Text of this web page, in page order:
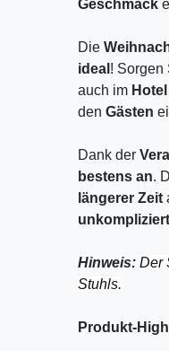
Geschmack
Die
ideal ! Sorgen
auch im Hotel
den Gästen
Dank der
bestens an.
längerer Zeit
Hinweis: Der
Stuhls.
Produkt-